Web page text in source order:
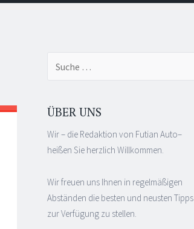
ÜBER UNS
Wir – die Redaktion von Futian Auto–
heißen Sie herzlich Willkommen.
Wir freuen uns Ihnen in regelmäßigen
Abständen die besten und neusten Tipps
zur Verfügung zu stellen.